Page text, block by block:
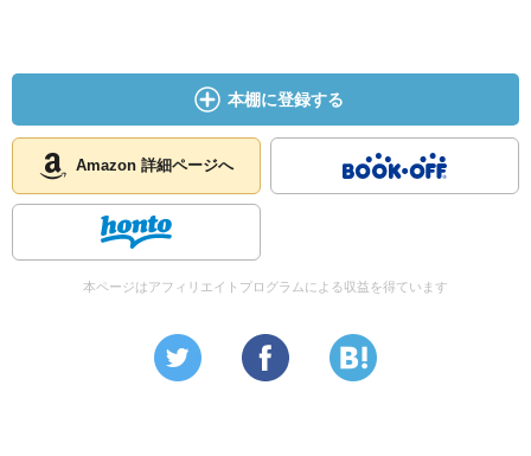
本棚に登録する
Amazon 詳細ページへ
本ページはアフィリエイトプログラムによる収益を得ています